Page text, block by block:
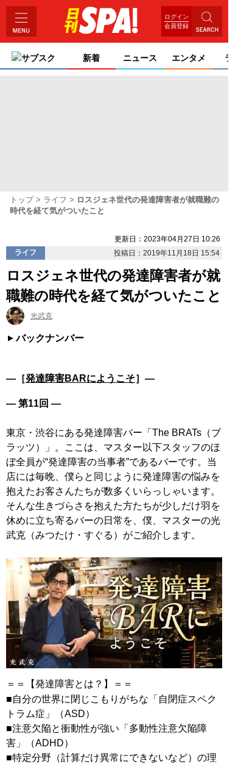
ログイン
会員登録
サブスク 新着 ニュース エンタメ ライ
トップ ライフ
ロスジェネ世代の発達障害者が就職難の
時代を経て気がついたこと
更新日：2023年04月27日 10:26
ライフ
投稿日：2019年11月18日 15:54
ロスジェネ世代の発達障害者が就
職難の時代を経て気がついたこと
光武克
バックナンバー
―［発達障害BARにようこそ］―
― 第11回 ―
東京・渋谷にある発達障害バー「The BRATs（ブ
ラッツ）」。ここは、マスター以下スタッフのほ
ぼ全員が“発達障害の当事者”であるバーです。当
店には毎晩、僕らと同じように発達障害の悩みを
抱えたお客さんたちが数多くいらっしゃいます。
そんな生きづらさを抱えた方たちが少しだけ羽を
休めに立ち寄るバーの日常を、僕、マスターの光
武克（みつたけ・すぐる）がご紹介します。
＝＝【発達障害とは？】＝＝
■自分の世界に閉じこもりがちな「自閉症スペク
トラム症」（ASD）
■注意欠陥と衝動性が強い「多動性注意欠陥障
害」（ADHD）
■特定分野（計算だけ異常にできないなど）の理